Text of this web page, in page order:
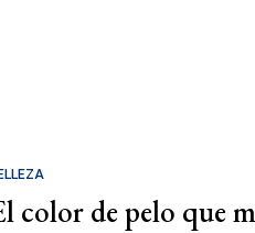
color de pelo que